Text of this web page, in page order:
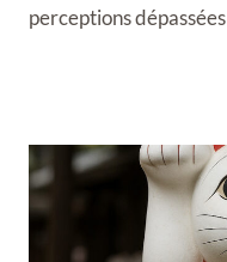
perceptions dépassées